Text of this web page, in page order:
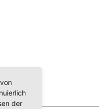
der